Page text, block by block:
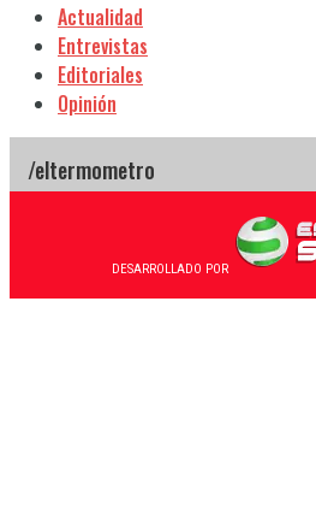
Actualidad
Entrevistas
Editoriales
Opinión
DESARROLLADO POR